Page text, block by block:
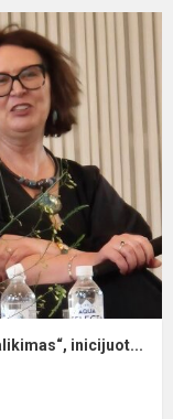
inicijuot...